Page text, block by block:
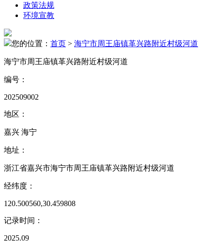
政策法规
环境宣教
您的位置： 首页 > 海宁市周王庙镇革兴路附近村级河道
海宁市周王庙镇革兴路附近村级河道
编号：
202509002
地区：
嘉兴 海宁
地址：
浙江省嘉兴市海宁市周王庙镇革兴路附近村级河道
经纬度：
120.500560,30.459808
记录时间：
2025.09